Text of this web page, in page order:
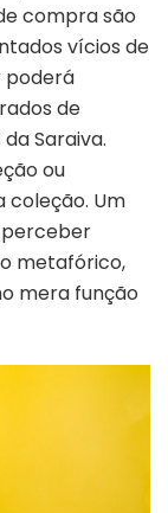
compra são
vícios de
poderá
de
Saraiva.
ou
coleção. Um
metafórico,
mera função